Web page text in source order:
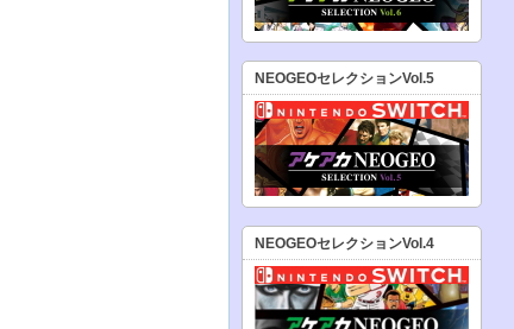
NEOGEOセレクションVol.5
NEOGEOセレクションVol.4